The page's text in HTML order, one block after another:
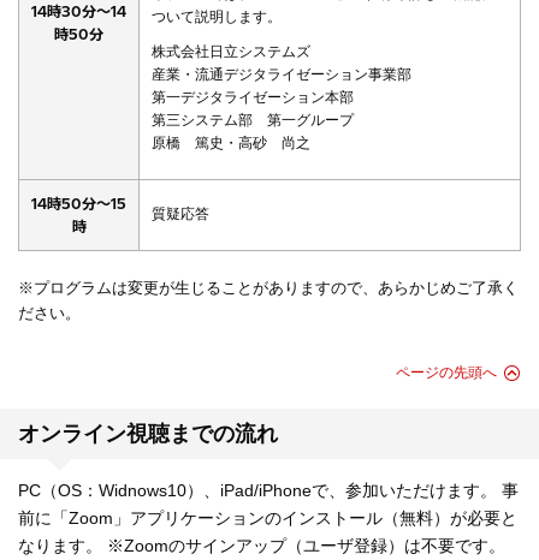
14時30分～14
時50分
ついて説明します。
株式会社日立システムズ
産業・流通デジタライゼーション事業部
第一デジタライゼーション本部
第三システム部 第一グループ
原橋 篤史・高砂 尚之
14時50分～15
時
質疑応答
※プログラムは変更が生じることがありますので、あらかじめご了承く
ださい。
ページの先頭へ
オンライン視聴までの流れ
PC（OS：Widnows10）、iPad/iPhoneで、参加いただけます。 事
前に「Zoom」アプリケーションのインストール（無料）が必要と
なります。 ※Zoomのサインアップ（ユーザ登録）は不要です。